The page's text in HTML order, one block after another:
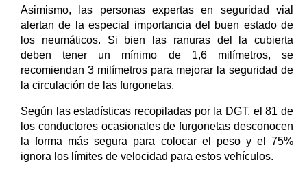
Asimismo, las personas expertas en seguridad vial
alertan de la especial importancia del buen estado de
los neumáticos. Si bien las ranuras del la cubierta
deben tener un mínimo de 1,6 milímetros, se
recomiendan 3 milímetros para mejorar la seguridad de
la circulación de las furgonetas.
Según las estadísticas recopiladas por la DGT, el 81 de
los conductores ocasionales de furgonetas desconocen
la forma más segura para colocar el peso y el 75%
ignora los límites de velocidad para estos vehículos.